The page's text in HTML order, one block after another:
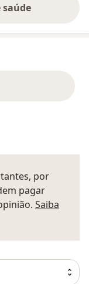
saúde
por
pagar
Saiba